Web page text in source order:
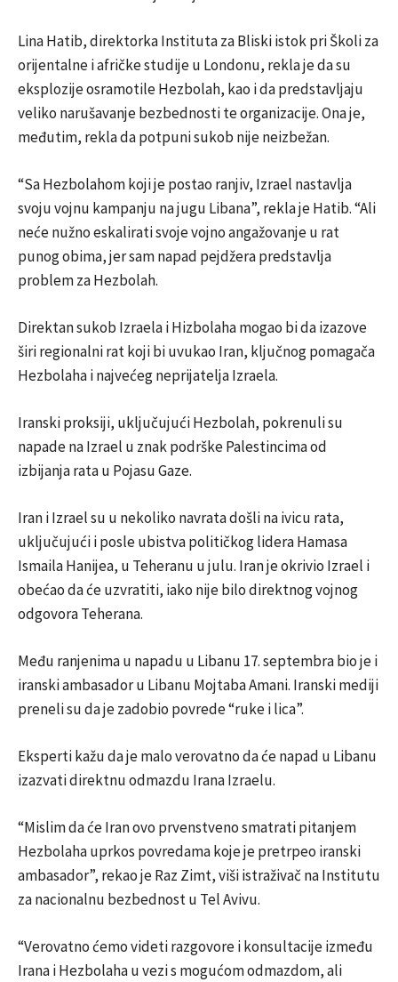
Lina Hatib, direktorka Instituta za Bliski istok pri Školi za
orijentalne i afričke studije u Londonu, rekla je da su
eksplozije osramotile Hezbolah, kao i da predstavljaju
veliko narušavanje bezbednosti te organizacije. Ona je,
međutim, rekla da potpuni sukob nije neizbežan.
“Sa Hezbolahom koji je postao ranjiv, Izrael nastavlja
svoju vojnu kampanju na jugu Libana”, rekla je Hatib. “Ali
neće nužno eskalirati svoje vojno angažovanje u rat
punog obima, jer sam napad pejdžera predstavlja
problem za Hezbolah.
Direktan sukob Izraela i Hizbolaha mogao bi da izazove
širi regionalni rat koji bi uvukao Iran, ključnog pomagača
Hezbolaha i najvećeg neprijatelja Izraela.
Iranski proksiji, uključujući Hezbolah, pokrenuli su
napade na Izrael u znak podrške Palestincima od
izbijanja rata u Pojasu Gaze.
Iran i Izrael su u nekoliko navrata došli na ivicu rata,
uključujući i posle ubistva političkog lidera Hamasa
Ismaila Hanijea, u Teheranu u julu. Iran je okrivio Izrael i
obećao da će uzvratiti, iako nije bilo direktnog vojnog
odgovora Teherana.
Među ranjenima u napadu u Libanu 17. septembra bio je i
iranski ambasador u Libanu Mojtaba Amani. Iranski mediji
preneli su da je zadobio povrede “ruke i lica”.
Eksperti kažu da je malo verovatno da će napad u Libanu
izazvati direktnu odmazdu Irana Izraelu.
“Mislim da će Iran ovo prvenstveno smatrati pitanjem
Hezbolaha uprkos povredama koje je pretrpeo iranski
ambasador”, rekao je Raz Zimt, viši istraživač na Institutu
za nacionalnu bezbednost u Tel Avivu.
“Verovatno ćemo videti razgovore i konsultacije između
Irana i Hezbolaha u vezi s mogućom odmazdom, ali